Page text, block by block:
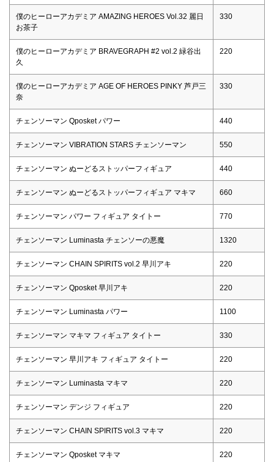
僕のヒーローアカデミア AMAZING HEROES Vol.32 麗日
お茶子
330
僕のヒーローアカデミア BRAVEGRAPH #2 vol.2 緑谷出
久
220
僕のヒーローアカデミア AGE OF HEROES PINKY 芦戸三
奈
330
チェンソーマン Qposket パワー 440
チェンソーマン VIBRATION STARS チェンソーマン 550
チェンソーマン ぬーどるストッパーフィギュア 440
チェンソーマン ぬーどるストッパーフィギュア マキマ 660
チェンソーマン パワー フィギュア タイトー 770
チェンソーマン Luminasta チェンソーの悪魔 1320
チェンソーマン CHAIN SPIRITS vol.2 早川アキ 220
チェンソーマン Qposket 早川アキ 220
チェンソーマン Luminasta パワー 1100
チェンソーマン マキマ フィギュア タイトー 330
チェンソーマン 早川アキ フィギュア タイトー 220
チェンソーマン Luminasta マキマ 220
チェンソーマン デンジ フィギュア 220
チェンソーマン CHAIN SPIRITS vol.3 マキマ 220
チェンソーマン Qposket マキマ 220